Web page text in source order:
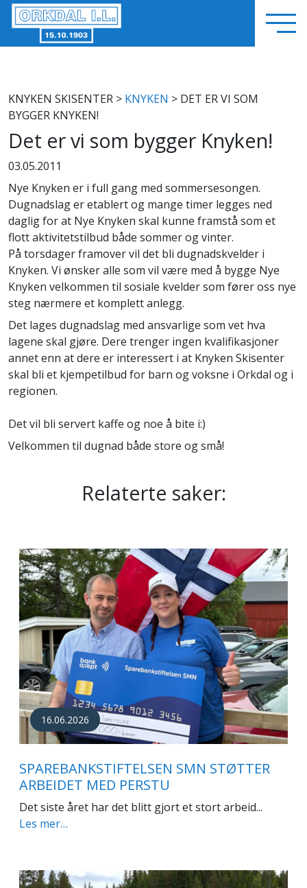
KNYKEN SKISENTER > KNYKEN > DET ER VI SOM
BYGGER KNYKEN!
Det er vi som bygger Knyken!
03.05.2011
Nye Knyken er i full gang med sommersesongen.
Dugnadslag er etablert og mange timer legges ned
daglig for at Nye Knyken skal kunne framstå som et
flott aktivitetstilbud både sommer og vinter.
På torsdager framover vil det bli dugnadskvelder i
Knyken. Vi ønsker alle som vil være med å bygge Nye
Knyken velkommen til sosiale kvelder som fører oss nye
steg nærmere et komplett anlegg.
Det lages dugnadslag med ansvarlige som vet hva
lagene skal gjøre. Dere trenger ingen kvalifikasjoner
annet enn at dere er interessert i at Knyken Skisenter
skal bli et kjempetilbud for barn og voksne i Orkdal og i
regionen.
Det vil bli servert kaffe og noe å bite i:)
Velkommen til dugnad både store og små!
Relaterte saker:
16.06.2026
SPAREBANKSTIFTELSEN SMN STØTTER
ARBEIDET MED PERSTU
Det siste året har det blitt gjort et stort arbeid...
Les mer…